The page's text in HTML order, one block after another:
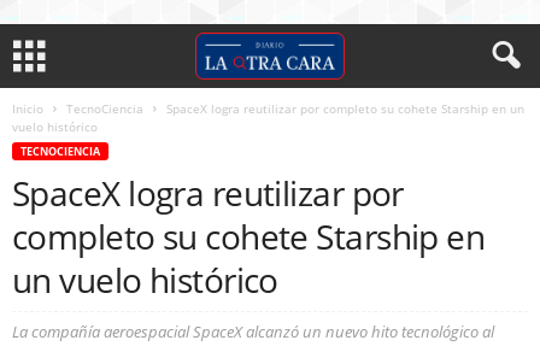
Inicio TecnoCiencia
SpaceX logra reutilizar por completo su cohete Starship en un
vuelo histórico
TECNOCIENCIA
SpaceX logra reutilizar por
completo su cohete Starship en
un vuelo histórico
La compañía aeroespacial SpaceX alcanzó un nuevo hito tecnológico al